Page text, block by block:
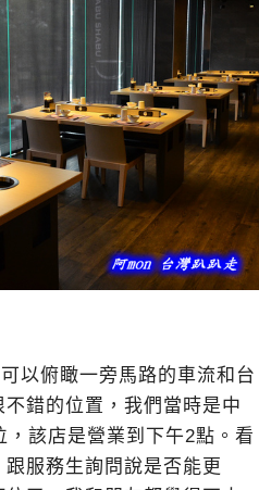
以俯瞰一旁馬路的車流和台
錯的位置，我們當時是中
該店是營業到下午2點。看
服務生詢問說是否能更